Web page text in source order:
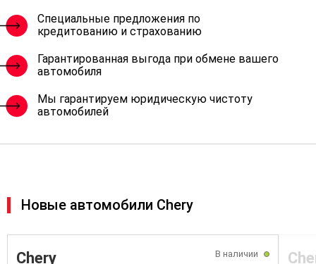
Специальные предложения по
кредитованию и страхованию
Гарантированная выгода при обмене вашего
автомобиля
Мы гарантируем юридическую чистоту
автомобилей
Новые автомобили Chery
В наличии
Chery